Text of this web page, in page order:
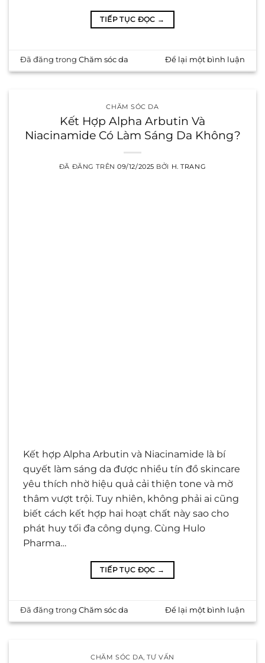
TIẾP TỤC ĐỌC →
Đã đăng trongChăm sóc da Để lại một bình luận
CHĂM SÓC DA
Kết Hợp Alpha Arbutin Và
Niacinamide Có Làm Sáng Da Không?
ĐÃ ĐĂNG TRÊN09/12/2025 BỞI H. TRANG
Kết hợp Alpha Arbutin và Niacinamide là bí
quyết làm sáng da được nhiều tín đồ skincare
yêu thích nhờ hiệu quả cải thiện tone và mờ
thâm vượt trội. Tuy nhiên, không phải ai cũng
biết cách kết hợp hai hoạt chất này sao cho
phát huy tối đa công dụng. Cùng Hulo
Pharma…
TIẾP TỤC ĐỌC →
Đã đăng trongChăm sóc da Để lại một bình luận
CHĂM SÓC DA ,TƯ VẤN